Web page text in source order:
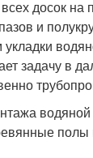
досок на
и
задачу в